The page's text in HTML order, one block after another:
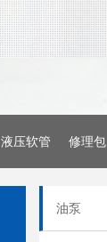
液压软管 修理包
油泵